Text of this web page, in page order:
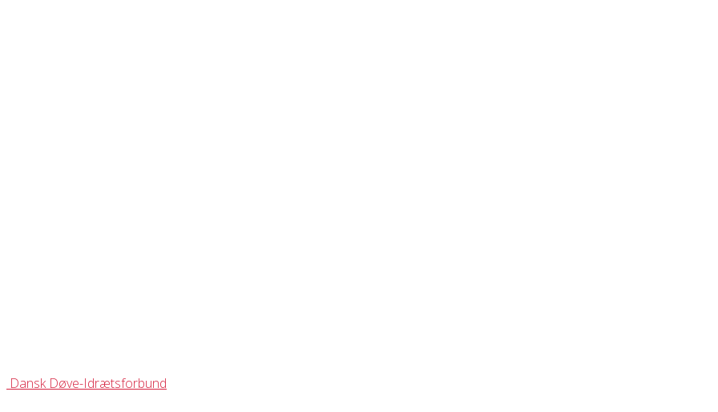
Dansk Døve-Idrætsforbund